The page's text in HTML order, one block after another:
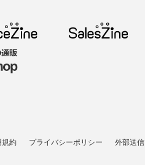
規約 プライバシーポリシー 外部送信